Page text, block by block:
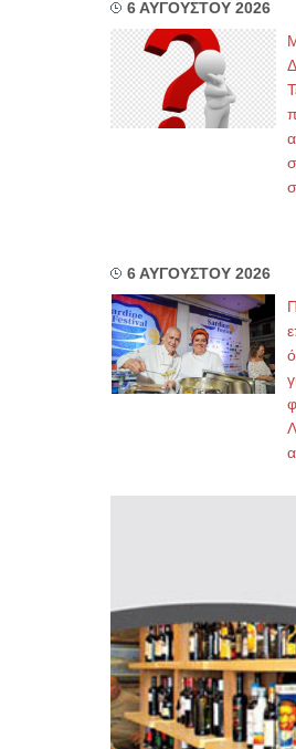
6 ΑΥΓΟΥΣΤΟΥ 2026
6 ΑΥΓΟΥΣΤΟΥ 2026